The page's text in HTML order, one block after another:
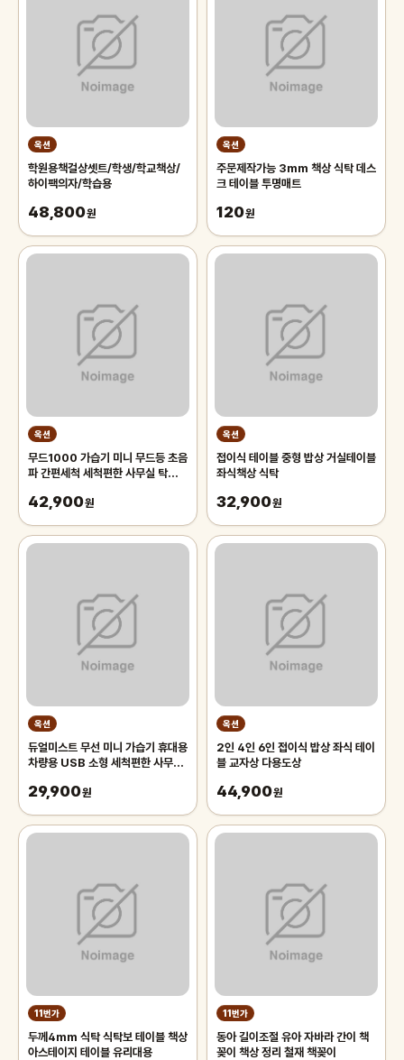
옥션
학원용책걸상셋트/학생/학교책상/
하이팩의자/학습용
48,800원
옥션
주문제작가능 3mm 책상 식탁 데스
크 테이블 투명매트
120원
옥션
무드1000 가습기 미니 무드등 초음
파 간편세척 세척편한 사무실 탁상
42,900원
옥션
접이식 테이블 중형 밥상 거실테이블
좌식책상 식탁
32,900원
옥션
듀얼미스트 무선 미니 가습기 휴대용
차량용 USB 소형 세척편한 사무실
29,900원
옥션
2인 4인 6인 접이식 밥상 좌식 테이
블 교자상 다용도상
44,900원
11번가
두께4mm 식탁 식탁보 테이블 책상
아스테이지 테이블 유리대용
11번가
동아 길이조절 유아 자바라 간이 책
꽂이 책상 정리 철재 책꽂이